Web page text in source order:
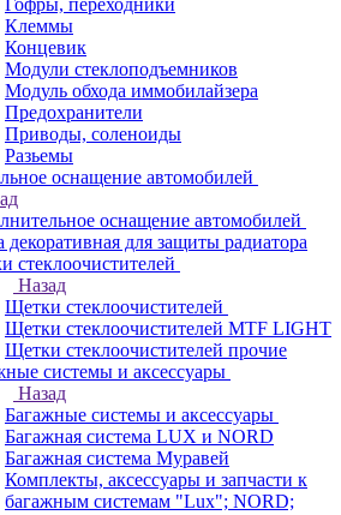
Гофры, переходники
Клеммы
Концевик
Модули стеклоподъемников
Модуль обхода иммобилайзера
Предохранители
Приводы, соленоиды
Разьемы
оснащение автомобилей
оснащение автомобилей
декоративная для защиты радиатора
стеклоочистителей
Назад
Щетки стеклоочистителей
Щетки стеклоочистителей MTF LIGHT
Щетки стеклоочистителей прочие
системы и аксессуары
Назад
Багажные системы и аксессуары
Багажная система LUX и NORD
Багажная система Муравей
Комплекты, аксессуары и запчасти к
багажным системам "Lux"; NORD;